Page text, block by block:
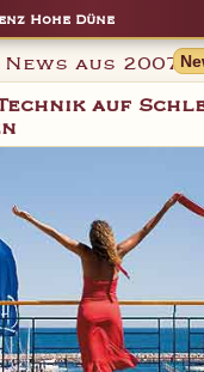
Hohe Düne
News aus 2007
auf